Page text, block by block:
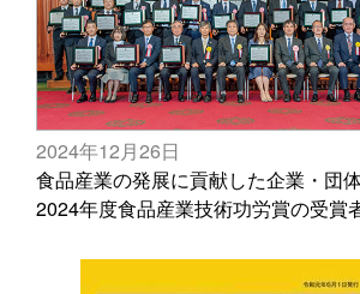
2024年12月26日
食品産業の発展に貢献した企業・団体
2024年度食品産業技術功労賞の受賞